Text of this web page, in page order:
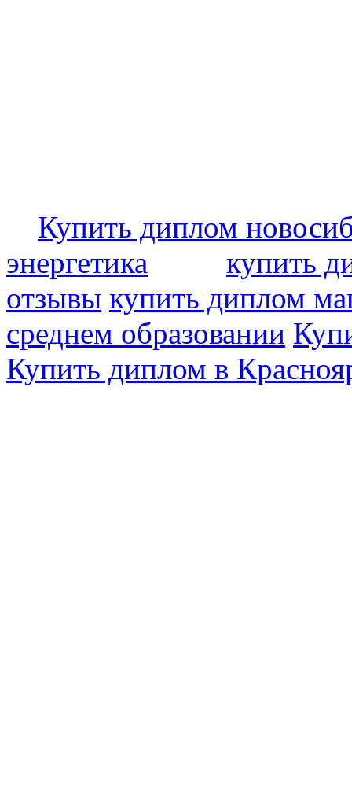
Купить диплом
энергетика
купить
отзывы купить диплом
среднем образовании
Купить диплом в